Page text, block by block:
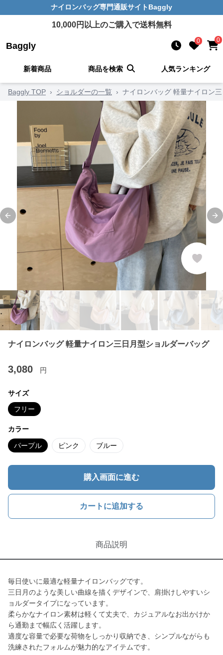
ナイロンバッグ専門通販サイト Baggly
10,000円以上のご購入で送料無料
Baggly 0 0
新着商品 商品を検索 人気ランキング
Baggly TOP › ショルダーの一覧 › ナイロンバッグ 軽量ナイロン
Previous slide
ナイロンバッグ 軽量ナイロン三日月型ショルダーバッグ
3,080 円
サイズ
フリー
カラー
パープル ピンク ブルー
購入画面に進む
カートに追加する
商品説明
毎日使いに最適な軽量ナイロンバッグです。
三日月のような美しい曲線を描くデザインで、肩掛けしやすいシ
ョルダータイプになっています。
柔らかなナイロン素材は軽くて丈夫で、カジュアルなお出かけか
ら通勤まで幅広く活躍します。
適度な容量で必要な荷物をしっかり収納でき、シンプルながらも
洗練されたフォルムが魅力的なアイテムです。